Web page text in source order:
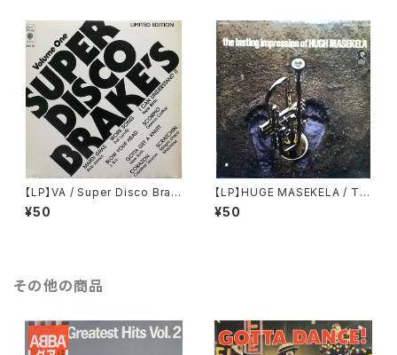
【LP】VA / Super Disco Brak
e's Volume One
¥50
【LP】HUGE MASEKELA / Th
e Lasting Impression of
¥50
その他の商品